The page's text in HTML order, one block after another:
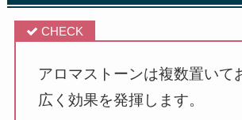
アロマストーンは複数置いて
広く効果を発揮します。